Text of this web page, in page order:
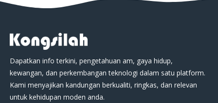
Dapatkan info terkini, pengetahuan am, gaya hidup,
kewangan, dan perkembangan teknologi dalam satu platform.
Kami menyajikan kandungan berkualiti, ringkas, dan relevan
untuk kehidupan moden anda.